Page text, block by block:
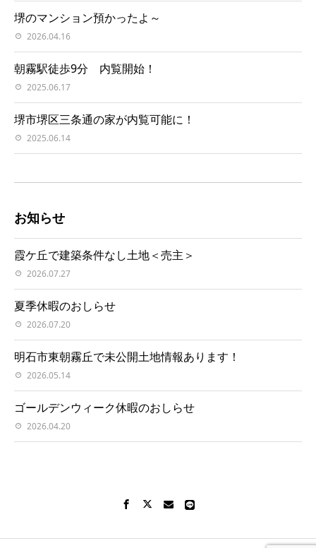
堺のマンション預かったよ～
2026.04.16
朝霧駅徒歩9分 内覧開始！
2025.06.17
堺市堺区三条通の家が内覧可能に！
2025.06.14
お知らせ
霞ケ丘で建築条件なし土地＜売主＞
2026.07.27
夏季休暇のおしらせ
2026.07.20
明石市東朝霧丘で未公開土地情報あります！
2026.05.14
ゴールデンウィーク休暇のおしらせ
2026.04.20